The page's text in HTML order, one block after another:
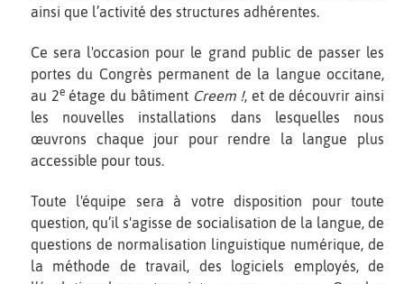
ainsi que l’activité des structures adhérentes.
Ce sera l'occasion pour le grand public de passer les
portes du Congrès permanent de la langue occitane,
au 2eétage du bâtiment Creem !, et de découvrir ainsi
les nouvelles installations dans lesquelles nous
œuvrons chaque jour pour rendre la langue plus
accessible pour tous.
Toute l'équipe sera à votre disposition pour toute
question, qu’il s'agisse de socialisation de la langue, de
questions de normalisation linguistique numérique, de
la méthode de travail, des logiciels employés, de